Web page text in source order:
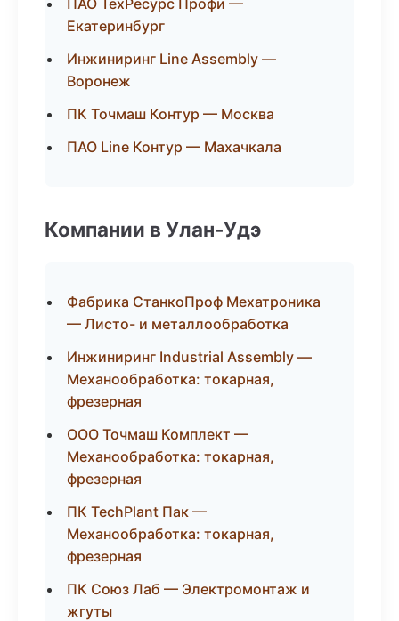
ПАО ТехРесурс Профи —
Екатеринбург
Инжиниринг Line Assembly —
Воронеж
ПК Точмаш Контур — Москва
ПАО Line Контур — Махачкала
Компании в Улан-Удэ
Фабрика СтанкоПроф Мехатроника
— Листо- и металлообработка
Инжиниринг Industrial Assembly —
Механообработка: токарная,
фрезерная
ООО Точмаш Комплект —
Механообработка: токарная,
фрезерная
ПК TechPlant Пак —
Механообработка: токарная,
фрезерная
ПК Союз Лаб — Электромонтаж и
жгуты